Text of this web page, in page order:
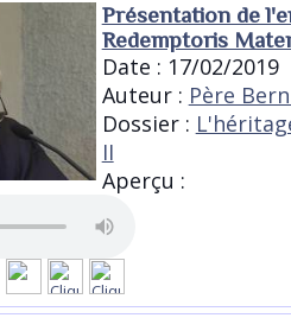
Présentation de
Redemptoris
Date : 17/02/2019
Auteur : Père
Dossier :
II
Aperçu :